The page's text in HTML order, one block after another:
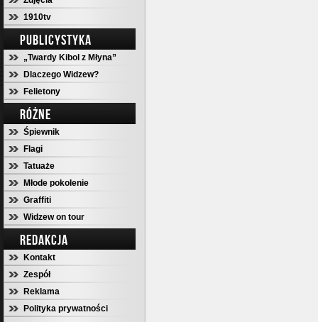
1910tv
PUBLICYSTYKA
„Twardy Kibol z Młyna”
Dlaczego Widzew?
Felietony
RÓŻNE
Śpiewnik
Flagi
Tatuaże
Młode pokolenie
Graffiti
Widzew on tour
REDAKCJA
Kontakt
Zespół
Reklama
Polityka prywatności